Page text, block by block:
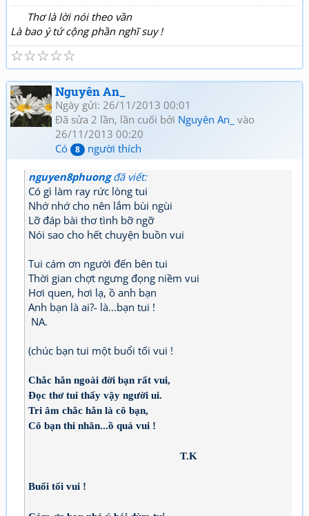
Thơ là lời nói theo vần
Là bao ý tứ cộng phần nghĩ suy !
☆
☆
☆
☆
☆
Nguyên An_
Ngày gửi: 26/11/2013 00:01
Đã sửa 2 lần, lần cuối bởi Nguyên An_ vào
26/11/2013 00:20
Có
8 người thích
nguyen8phuongđã viết:
Có gì làm ray rức lòng tui
Nhớ nhớ cho nên lắm bùi ngùi
Lỡ đáp bài thơ tình bỡ ngỡ
Nói sao cho hết chuyện buồn vui
Tui cám ơn người đến bên tui
Thời gian chợt ngưng đọng niềm vui
Hơi quen, hơi lạ, ồ anh bạn
Anh bạn là ai?- là...bạn tui !
NA.
(chúc bạn tui một buổi tối vui !
Chắc hẳn ngoài đời bạn rất vui,
Đọc thơ tui thấy vậy người ui.
Tri âm chắc hẳn là cô bạn,
Cô bạn thi nhân...ồ quá vui !
T.K
Buổi tối vui !